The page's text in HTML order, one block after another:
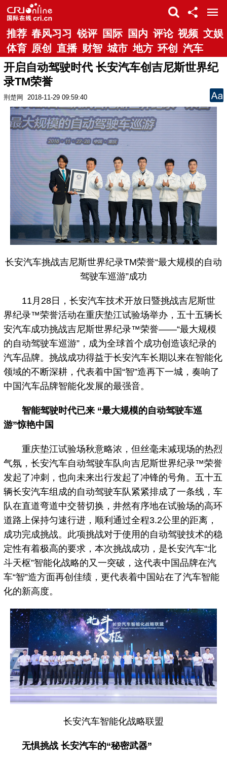
推荐 春风习习 锐评 国际 国内 评论 视频 文娱
体育 原创 直播 财智 城市 地方 环创 汽车
开启自动驾驶时代 长安汽车创吉尼斯世界纪
录TM荣誉
荆楚网 2018-11-29 09:59:40
长安汽车挑战吉尼斯世界纪录TM荣誉“最大规模的自动
驾驶车巡游”成功
11月28日，长安汽车技术开放日暨挑战吉尼斯世
界纪录™荣誉活动在重庆垫江试验场举办，五十五辆长
安汽车成功挑战吉尼斯世界纪录™荣誉——“最大规模
的自动驾驶车巡游”，成为全球首个成功创造该纪录的
汽车品牌。挑战成功得益于长安汽车长期以来在智能化
领域的不断深耕，代表着中国“智”造再下一城，奏响了
中国汽车品牌智能化发展的最强音。
智能驾驶时代已来 “最大规模的自动驾驶车巡
游”惊艳中国
重庆垫江试验场秋意略浓，但丝毫未减现场的热烈
气氛，长安汽车自动驾驶车队向吉尼斯世界纪录™荣誉
发起了冲刺，也向未来出行发起了冲锋的号角。五十五
辆长安汽车组成的自动驾驶车队紧紧排成了一条线，车
队在直道弯道中交替切换，井然有序地在试验场的高环
道路上保持匀速行进，顺利通过全程3.2公里的距离，
成功完成挑战。此项挑战对于使用的自动驾驶技术的稳
定性有着极高的要求，本次挑战成功，是长安汽车“北
斗天枢”智能化战略的又一突破，这代表中国品牌在汽
车“智”造方面再创佳绩，更代表着中国站在了汽车智能
化的新高度。
长安汽车智能化战略联盟
无惧挑战 长安汽车的“秘密武器”